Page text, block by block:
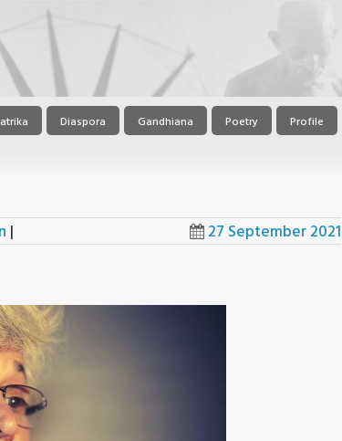
Diaspora Gandhiana Poetry Profile
| 27 September 2021